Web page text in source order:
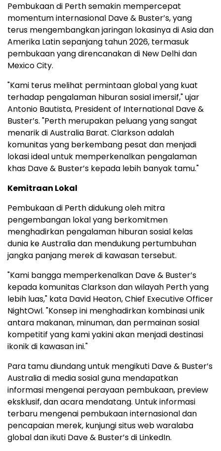
Pembukaan di Perth semakin mempercepat
momentum internasional Dave & Buster’s, yang
terus mengembangkan jaringan lokasinya di Asia dan
Amerika Latin sepanjang tahun 2026, termasuk
pembukaan yang direncanakan di New Delhi dan
Mexico City.
"Kami terus melihat permintaan global yang kuat
terhadap pengalaman hiburan sosial imersif," ujar
Antonio Bautista, President of International Dave &
Buster’s. "Perth merupakan peluang yang sangat
menarik di Australia Barat. Clarkson adalah
komunitas yang berkembang pesat dan menjadi
lokasi ideal untuk memperkenalkan pengalaman
khas Dave & Buster’s kepada lebih banyak tamu."
Kemitraan Lokal
Pembukaan di Perth didukung oleh mitra
pengembangan lokal yang berkomitmen
menghadirkan pengalaman hiburan sosial kelas
dunia ke Australia dan mendukung pertumbuhan
jangka panjang merek di kawasan tersebut.
"Kami bangga memperkenalkan Dave & Buster’s
kepada komunitas Clarkson dan wilayah Perth yang
lebih luas," kata David Heaton, Chief Executive Officer
NightOwl. "Konsep ini menghadirkan kombinasi unik
antara makanan, minuman, dan permainan sosial
kompetitif yang kami yakini akan menjadi destinasi
ikonik di kawasan ini."
Para tamu diundang untuk mengikuti Dave & Buster’s
Australia di media sosial guna mendapatkan
informasi mengenai perayaan pembukaan, preview
eksklusif, dan acara mendatang. Untuk informasi
terbaru mengenai pembukaan internasional dan
pencapaian merek, kunjungi situs web waralaba
global dan ikuti Dave & Buster’s di LinkedIn.